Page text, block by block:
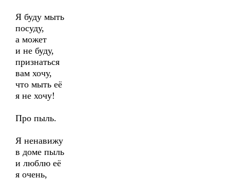
Я буду мыть
посуду,
а может
и не буду,
признаться
вам хочу,
что мыть её
я не хочу!
Про пыль.
Я ненавижу
в доме пыль
и люблю её
я очень,